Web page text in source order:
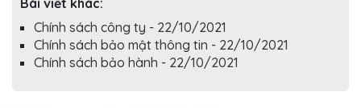
Chính sách công ty - 22/10/2021
Chính sách bảo mật thông tin - 22/10/2021
Chính sách bảo hành - 22/10/2021